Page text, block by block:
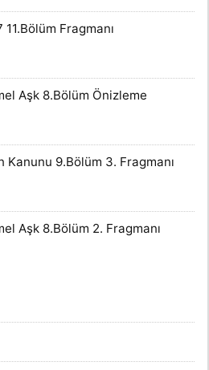
11.Bölüm Fragmanı
Aşk 8.Bölüm Önizleme
Kanunu 9.Bölüm 3. Fragmanı
Aşk 8.Bölüm 2. Fragmanı